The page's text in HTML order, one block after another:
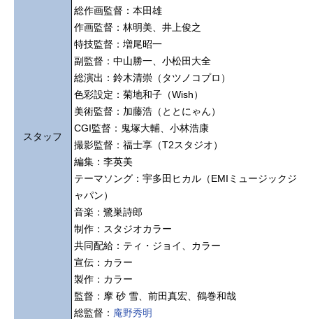
スタッフ
総作画監督：本田雄
作画監督：林明美、井上俊之
特技監督：増尾昭一
副監督：中山勝一、小松田大全
総演出：鈴木清崇（タツノコプロ）
色彩設定：菊地和子（Wish）
美術監督：加藤浩（ととにゃん）
CGI監督：鬼塚大輔、小林浩康
撮影監督：福士享（T2スタジオ）
編集：李英美
テーマソング：宇多田ヒカル（EMIミュージックジ
ャパン）
音楽：鷺巣詩郎
制作：スタジオカラー
共同配給：ティ・ジョイ、カラー
宣伝：カラー
製作：カラー
監督：摩 砂 雪、前田真宏、鶴巻和哉
総監督： 庵野秀明